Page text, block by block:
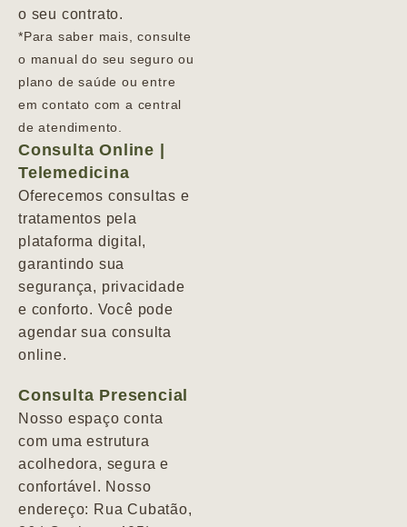
o seu contrato.
*Para saber mais, consulte
o manual do seu seguro ou
plano de saúde ou entre
em contato com a central
de atendimento.
Consulta Online |
Telemedicina
Oferecemos consultas e
tratamentos pela
plataforma digital,
garantindo sua
segurança, privacidade
e conforto. Você pode
agendar sua consulta
online.
Consulta Presencial
Nosso espaço conta
com uma estrutura
acolhedora, segura e
confortável. Nosso
endereço: Rua Cubatão,